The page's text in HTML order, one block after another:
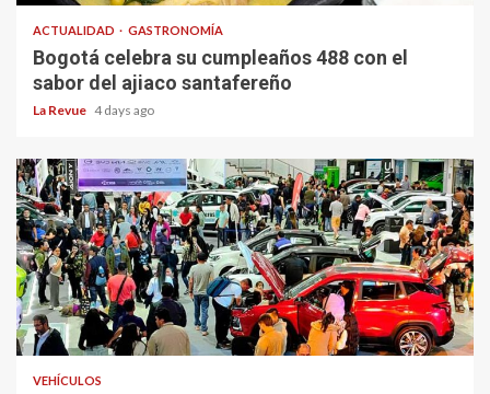
ACTUALIDAD GASTRONOMÍA
Bogotá celebra su cumpleaños 488 con el
sabor del ajiaco santafereño
La Revue 4 days ago
VEHÍCULOS